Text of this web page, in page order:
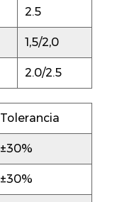
2.5
1,5/2,0
2.0/2.5
Tolerancia
±30%
±30%